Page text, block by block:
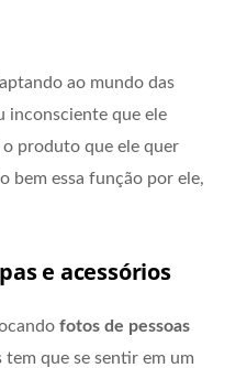
ao mundo das
inconsciente que ele
o produto que ele quer
bem essa função por ele,
e acessórios
fotos de pessoas
tem que se sentir em um